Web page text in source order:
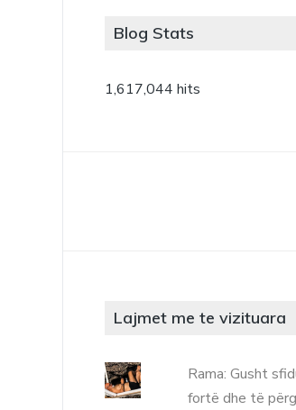
Blog Stats
1,617,044 hits
Lajmet me te vizituara
Rama: Gusht
fortë dhe të